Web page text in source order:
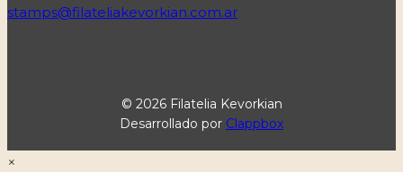
stamps@filateliakevorkian.com.ar
© 2026 Filatelia Kevorkian
Desarrollado por Clappbox
×